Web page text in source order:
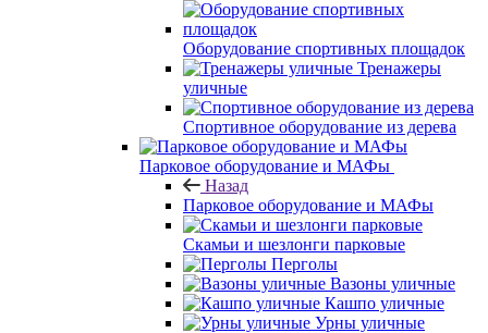
Оборудование спортивных площадок
Тренажеры
уличные
Спортивное оборудование из дерева
Парковое оборудование и МАФы
Назад
Парковое оборудование и МАФы
Скамьи и шезлонги парковые
Перголы
Вазоны уличные
Кашпо уличные
Урны уличные